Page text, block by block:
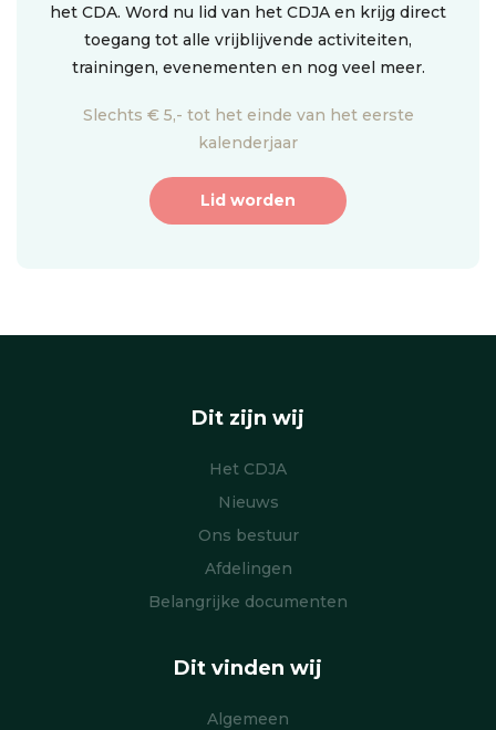
het CDA. Word nu lid van het CDJA en krijg direct
toegang tot alle vrijblijvende activiteiten,
trainingen, evenementen en nog veel meer.
Slechts € 5,- tot het einde van het eerste
kalenderjaar
Lid worden
Dit zijn wij
Het CDJA
Nieuws
Ons bestuur
Afdelingen
Belangrijke documenten
Dit vinden wij
Algemeen